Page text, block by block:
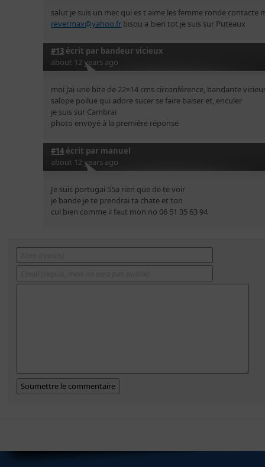
salut je suis un mec qui es t aime les femme ronde contacte
revermax@yahoo.fr bisou a bien tot je suis sur Puteaux
#13 écrit par bandeur vicieux
about 12 years ago
moi j’ai une bite de 22×14 cms circonférence, bandante
salope poilue qui adore sucer se faire baiser et, enculer
je suis sur Cambrai
photo envoyé à la première réponse
#14 écrit par manuel
about 12 years ago
Je suis portugai 55a rien que de te voir
je bande je te prendrai ta chate et ton
cul bien comme il faut mon no 06 51 35 63 94